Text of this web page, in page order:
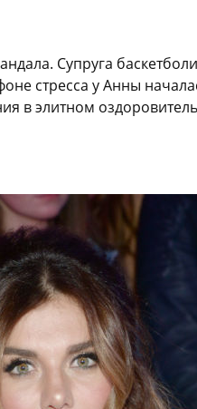
Супруга
стресса у Анны
в элитном